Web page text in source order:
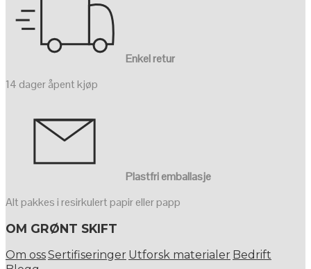
Enkel retur
14 dager åpent kjøp
Plastfri emballasje
Alt pakkes i resirkulert papir eller papp
OM GRØNT SKIFT
Om ossSertifiseringer Utforsk materialer Bedrift